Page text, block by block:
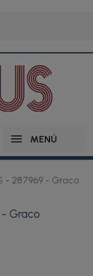
MENÚ
- 287969 - Graco
- Graco